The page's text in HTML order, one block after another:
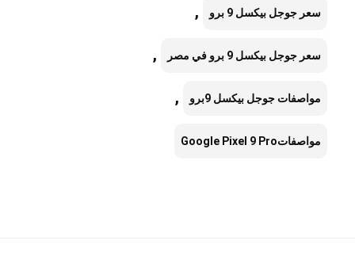
سعر جوجل بيكسل 9 برو ,
سعر جوجل بيكسل 9 برو في مصر ,
مواصفات جوجل بيكسل 9برو ,
مواصفاتGoogle Pixel 9 Pro